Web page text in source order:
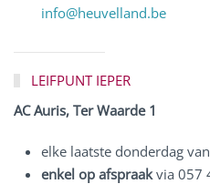
info@heuvelland.be
LEIFPUNT IEPER
AC Auris, Ter Waarde 1
elke laatste donderdag
enkel op afspraakvia 057